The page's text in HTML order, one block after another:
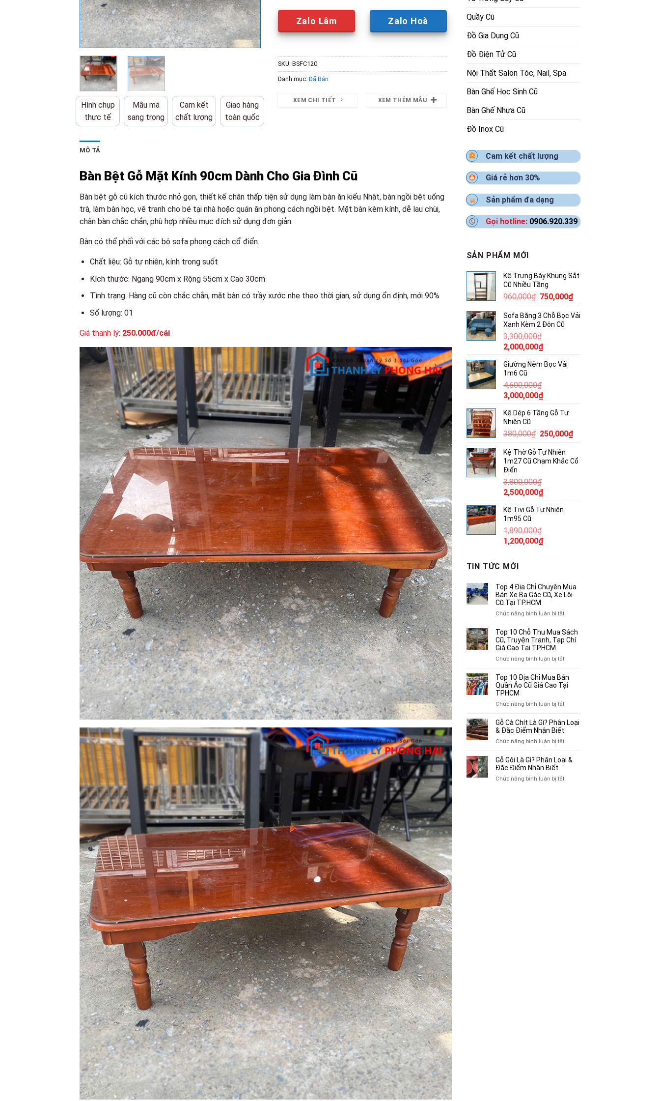
Hình chụp
thực tế
Mẫu mã
sang trọng
Cam kết
chất lượng
Giao hàng
toàn quốc
Zalo Lâm Zalo Hoà
SKU: BSFC120
Danh mục:Đã Bán
XEM CHI TIẾT XEM THÊM MẪU
MÔ TẢ
Bàn Bệt Gỗ Mặt Kính 90cm Dành Cho Gia Đình Cũ
Bàn bệt gỗ cũ kích thước nhỏ gọn, thiết kế chân thấp tiện sử dụng làm bàn ăn kiểu Nhật, bàn ngồi bệt uống
trà, làm bàn học, vẽ tranh cho bé tại nhà hoặc quán ăn phong cách ngồi bệt. Mặt bàn kèm kính, dễ lau chùi,
chân bàn chắc chắn, phù hợp nhiều mục đích sử dụng đơn giản.
Bàn có thể phối với các bộ sofa phong cách cổ điển.
Chất liệu: Gỗ tự nhiên, kính trong suốt
Kích thước: Ngang 90cm x Rộng 55cm x Cao 30cm
Tình trạng: Hàng cũ còn chắc chắn, mặt bàn có trầy xước nhẹ theo thời gian, sử dụng ổn định, mới 90%
Số lượng: 01
Giá thanh lý: 250.000đ/cái
Quầy Cũ
Đồ Gia Dụng Cũ
Đồ Điện Tử Cũ
Nội Thất Salon Tóc, Nail, Spa
Bàn Ghế Học Sinh Cũ
Bàn Ghế Nhựa Cũ
Đồ Inox Cũ
Cam kết chất lượng
Giá rẻ hơn 30%
Sản phẩm đa dạng
Gọi hotline: 0906.920.339
SẢN PHẨM MỚI
Kệ Trưng Bày Khung Sắt
Cũ Nhiều Tầng
960,000₫ Giá
là:
960,000₫.
750,000₫Giá
tại
Sofa Băng 3 Chỗ Bọc Vải
Xanh Kèm 2 Đôn Cũ
3,300,000₫
Giá
là:
3,300,000₫.
2,000,000₫Giá
tại
Giường Nệm Bọc Vải
1m6 Cũ
4,600,000₫
Giá
là:
4,600,000₫.
3,000,000₫Giá
tại
3,000,000₫.
Kệ Dép 6 Tầng Gỗ Tự
Nhiên Cũ
380,000₫ Giá
là:
380,000₫.
250,000₫Giá
là:
Kệ Thờ Gỗ Tự Nhiên
1m27 Cũ Chạm Khắc Cổ
Điển
3,800,000₫
Giá
là:
3,800,000₫.
2,500,000₫Giá
tại
Kệ Tivi Gỗ Tự Nhiên
1m95 Cũ
1,890,000₫
Giá
là:
1,890,000₫.
1,200,000₫Giá
1,200,000₫.
TIN TỨC MỚI
Top 4 Địa Chỉ Chuyên Mua
Bán Xe Ba Gác Cũ, Xe Lôi
Cũ Tại TP.HCM
Chức năng bình luận bị tắtở
4
Địa
Xe
Ba
Cũ,
Lôi
Cũ
Tại
Top 10 Chỗ Thu Mua Sách
Cũ, Truyện Tranh, Tạp Chí
Giá Cao Tại TPHCM
Chức năng bình luận bị tắtở
10
Chỗ
Truyện
Tranh,
Tạp
Giá
Tại
Top 10 Địa Chỉ Mua Bán
Quần Áo Cũ Giá Cao Tại
TPHCM
Chức năng bình luận bị tắtở
10
Địa
Mua
Quần
Cũ
Gỗ Cà Chít Là Gì? Phân Loại
& Đặc Điểm Nhận Biết
Chức năng bình luận bị tắtở
Cà
Gì?
Gỗ Gội Là Gì? Phân Loại &
Đặc Điểm Nhận Biết
Chức năng bình luận bị tắtở